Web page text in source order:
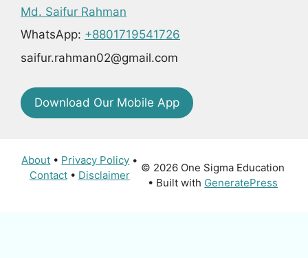
Md. Saifur Rahman
WhatsApp: +8801719541726
saifur.rahman02@gmail.com
Download Our Mobile App
About • Privacy Policy •
Contact• Disclaimer
© 2026 One Sigma Education
• Built with GeneratePress